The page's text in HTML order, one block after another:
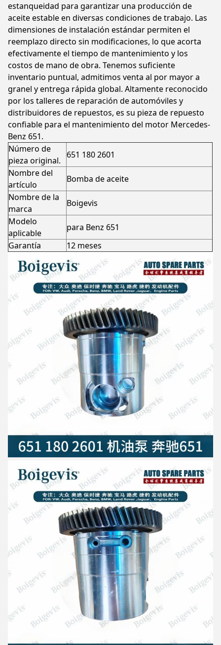
estanqueidad para garantizar una producción de
aceite estable en diversas condiciones de trabajo. Las
dimensiones de instalación estándar permiten el
reemplazo directo sin modificaciones, lo que acorta
efectivamente el tiempo de mantenimiento y los
costos de mano de obra. Tenemos suficiente
inventario puntual, admitimos venta al por mayor a
granel y entrega rápida global. Altamente reconocido
por los talleres de reparación de automóviles y
distribuidores de repuestos, es su pieza de repuesto
confiable para el mantenimiento del motor Mercedes-
Benz 651.
Número de
pieza original.
651 180 2601
Nombre del
artículo
Bomba de aceite
Nombre de la
marca
Boigevis
Modelo
aplicable
para Benz 651
Garantía
12 meses